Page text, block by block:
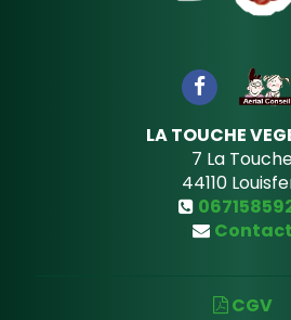
LA TOUCHE
7 La
44110
Contact
CGV